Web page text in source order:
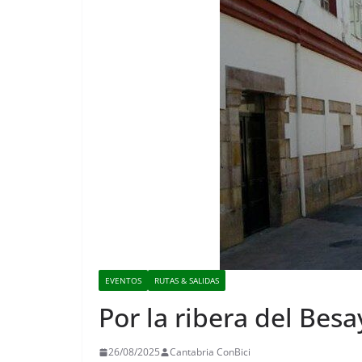
EVENTOS RUTAS & SALIDAS
Por la ribera del
26/08/2025 Cantabria ConBici